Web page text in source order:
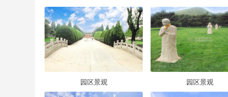
园区景观 园区景观